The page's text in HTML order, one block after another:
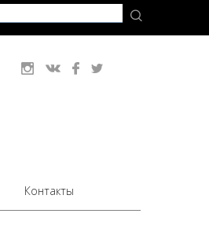
Контакты